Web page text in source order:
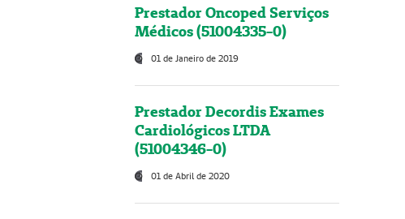
Prestador Oncoped Serviços
Médicos (51004335-0)
01 de Janeiro de 2019
Prestador Decordis Exames
Cardiológicos LTDA
(51004346-0)
01 de Abril de 2020